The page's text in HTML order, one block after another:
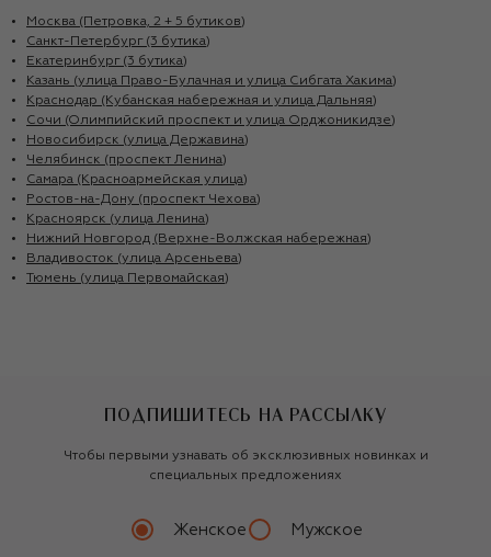
Москва (Петровка, 2 + 5 бутиков)
Санкт-Петербург (3 бутика)
Екатеринбург (3 бутика)
Казань (улица Право-Булачная и улица Сибгата Хакима)
Краснодар (Кубанская набережная и улица Дальняя)
Сочи (Олимпийский проспект и улица Орджоникидзе)
Новосибирск (улица Державина)
Челябинск (проспект Ленина)
Самара (Красноармейская улица)
Ростов-на-Дону (проспект Чехова)
Красноярск (улица Ленина)
Нижний Новгород (Верхне-Волжская набережная)
Владивосток (улица Арсеньева)
Тюмень (улица Первомайская)
ПОДПИШИТЕСЬ НА РАССЫЛКУ
Чтобы первыми узнавать об эксклюзивных новинках и
специальных предложениях
Женское Мужское